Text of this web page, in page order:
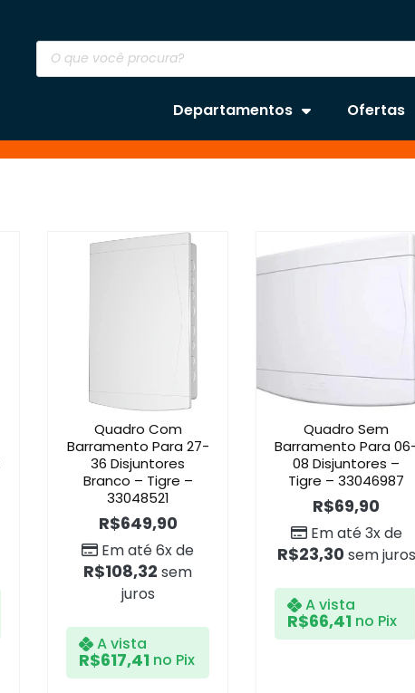
Departamentos Ofertas
Quadro Com
Barramento Para 27-
36 Disjuntores
Branco – Tigre –
33048521
R$649,90
Em até 6x de
R$108,32 sem
juros
A vista
R$617,41 no Pix
Quadro Sem
Barramento Para
08 Disjuntores –
Tigre – 33046987
R$69,90
Em até 3x de
R$23,30 sem juros
A vista
R$66,41 no Pix